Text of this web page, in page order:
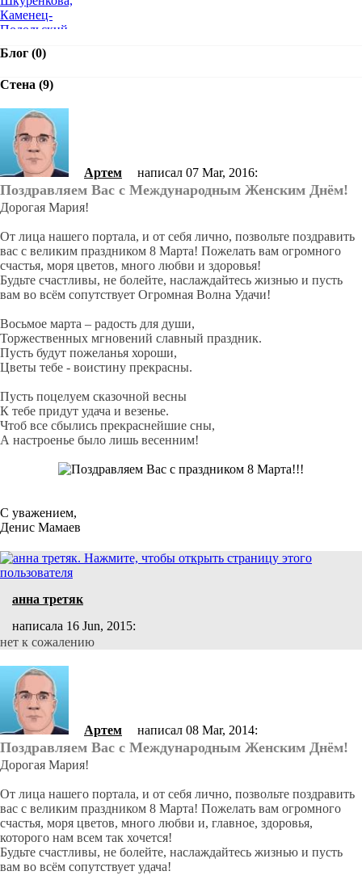
Блог (0)
Стена (9)
Артем написал 07 Mar, 2016:
Поздравляем Вас с Международным Женским Днём!
Дорогая Мария!
От лица нашего портала, и от себя лично, позвольте поздравить
вас с великим праздником 8 Марта! Пожелать вам огромного
счастья, моря цветов, много любви и здоровья!
Будьте счастливы, не болейте, наслаждайтесь жизнью и пусть
вам во всём сопутствует Огромная Волна Удачи!
Восьмое марта – радость для души,
Торжественных мгновений славный праздник.
Пусть будут пожеланья хороши,
Цветы тебе - воистину прекрасны.
Пусть поцелуем сказочной весны
К тебе придут удача и везенье.
Чтоб все сбылись прекраснейшие сны,
А настроенье было лишь весенним!
С уважением,
Денис Мамаев
анна третяк
написала 16 Jun, 2015:
нет к сожалению
Артем написал 08 Mar, 2014:
Поздравляем Вас с Международным Женским Днём!
Дорогая Мария!
От лица нашего портала, и от себя лично, позвольте поздравить
вас с великим праздником 8 Марта! Пожелать вам огромного
счастья, моря цветов, много любви и, главное, здоровья,
которого нам всем так хочется!
Будьте счастливы, не болейте, наслаждайтесь жизнью и пусть
вам во всём сопутствует удача!